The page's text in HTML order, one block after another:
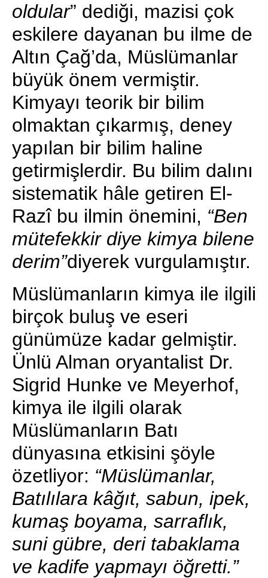
oldular” dediği, mazisi çok
eskilere dayanan bu ilme de
Altın Çağ’da, Müslümanlar
büyük önem vermiştir.
Kimyayı teorik bir bilim
olmaktan çıkarmış, deney
yapılan bir bilim haline
getirmişlerdir. Bu bilim dalını
sistematik hâle getiren El-
Razî bu ilmin önemini, “Ben
mütefekkir diye kimya bilene
derim”diyerek vurgulamıştır.
Müslümanların kimya ile ilgili
birçok buluş ve eseri
günümüze kadar gelmiştir.
Ünlü Alman oryantalist Dr.
Sigrid Hunke ve Meyerhof,
kimya ile ilgili olarak
Müslümanların Batı
dünyasına etkisini şöyle
özetliyor: “Müslümanlar,
Batılılara kâğıt, sabun, ipek,
kumaş boyama, sarraflık,
suni gübre, deri tabaklama
ve kadife yapmayı öğretti.”